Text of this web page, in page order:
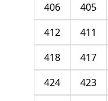
405
406
411
412
417
418
423
424